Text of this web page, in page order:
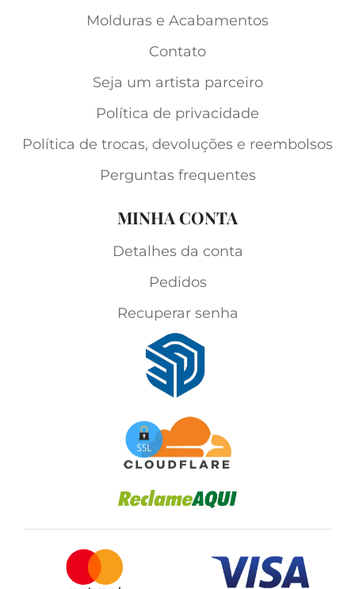
Molduras e Acabamentos
Contato
Seja um artista parceiro
Política de privacidade
Política de trocas, devoluções e reembolsos
Perguntas frequentes
MINHA CONTA
Detalhes da conta
Pedidos
Recuperar senha